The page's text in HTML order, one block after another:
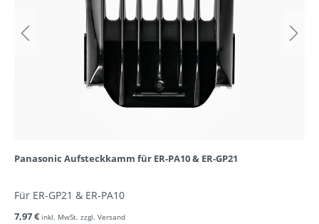
Panasonic Aufsteckkamm für ER-PA10 & ER-GP21
Für ER-GP21 & ER-PA10
7,97 € inkl. MwSt. zzgl. Versand